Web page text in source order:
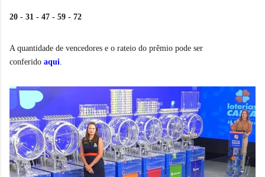
20 - 31 - 47 - 59 - 72
A quantidade de vencedores e o rateio do prêmio pode ser
conferido aqui.